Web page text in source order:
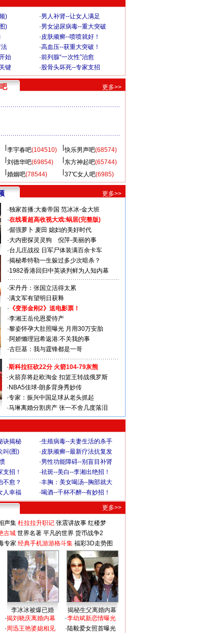
) ·男人补肾--让女人满足
) ·男女泌尿病毒--重大突破
·皮肤顽癣--喷喷就好！
·高血压--获重大突破！
始 ·前列腺“一次性”治愈
键 ·股骨头坏死--专家支招
更多>>
李宇春吧(104510) 快乐男声吧(68574)
刘德华吧(69854) 东方神起吧(65744)
婚姻吧(78544) 37℃女人吧(6985)
更多>>
·独家首播:大秦帝国 范冰冰-金大班
·在线看超高收视大戏:蜗居(完整版)
·倔强萝卜 麦田 媳妇的美好时代
·大内密探灵灵狗
倪萍-美丽的事
·台儿庄战役 日军尸体装满百余卡车
·揭秘希特勒一生躲过多少次暗杀？
·1982香港回归中英谈判鲜为人知内幕
·宋丹丹：张国立活得太累
·满文军有望明日获释
· 《变形金刚2》送电影票！
·李湘王岳伦恩爱待产
·黎姿怀孕大肚照曝光 月用30万安胎
·阿娇懒理冠希返港:不关我的事
·古巨基：我与霆锋都是一哥
·斯科拉狂砍22分 火箭104-79灰熊
·火箭弃将赴欧淘金 扣篮王转战俄罗斯
· NBA5佳球-朗多背身秀妙传
·专家：振兴中国足球从老头抓起
·马琳离婚分割房产 张一不舍几度落泪
诀揭秘 ·生殖病毒--夫妻生活的杀手
叫(图) ·皮肤顽癣--最新疗法抗复发
·男性功能障碍--别盲目补肾
招！ ·祛斑--美白--李湘出绝招！
不愈？ ·丰胸：美女喝汤--胸部就大
人幸福 ·喝酒--千杯不醉--有妙招！
更多>>
声集 杜拉拉升职记 张震讲故事 红楼梦
古城 世界名著 平凡的世界 货币战争2
专家 经典手机游游格斗集 福彩3D走势图
李冰冰被爆已婚
揭秘生父离婚内幕
·揭刘晓庆离婚内幕
·周迅王艳婆媳相见
·李幼斌新恋情曝光
·陆毅爱女照首曝光